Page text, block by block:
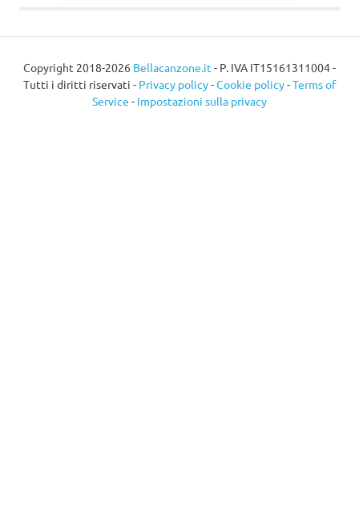
Copyright 2018-2026 Bellacanzone.it - P. IVA IT15161311004 -
Tutti i diritti riservati - Privacy policy-Cookie policy-Terms of
Service - Impostazioni sulla privacy